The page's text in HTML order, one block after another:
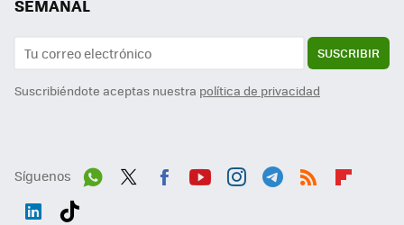
SEMANAL
SUSCRIBIR
Suscribiéndote aceptas nuestra política de privacidad
Síguenos